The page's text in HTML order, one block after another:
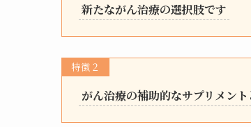
新たながん治療の選択肢です
特徴２
がん治療の補助的なサプリメン